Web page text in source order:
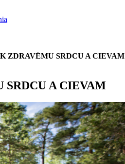
ZDRAVÉMU SRDCU A CIEVAM
SRDCU A CIEVAM